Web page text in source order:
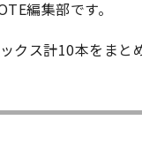
編集部です。
クス計10本をまと